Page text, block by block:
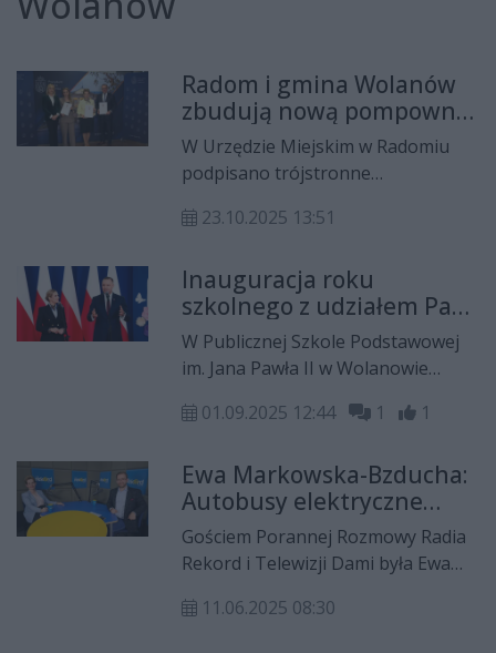
Radom i gmina Wolanów
zbudują nową pompownię
wody – podpisano
trójstronne porozumienie
W Urzędzie Miejskim w Radomiu
podpisano trójstronne
Radom, gminą Wolanów i spółką
budowy nowej pompowni wody,
która poprawi jakość i
bezpieczeństwo dostaw dla
mieszkańców obu samorządów.
23.10.2025 13:51
Inauguracja roku
szkolnego z udziałem Pary
Prezydenckiej w
Wolanowie
W Publicznej Szkole Podstawowej
im. Jana Pawła II w Wolanowie
roku szkolnego 2025/2026.
rangę, ponieważ uczestniczyła w
nim para prezydencka – Prezydent
RP Karol Nawrocki wraz z małżonką
Martą Nawrocką.
01.09.2025 12:44 1 1
Ewa Markowska-Bzducha:
Autobusy elektryczne
wprowadzą nas na wyższy
poziom życia
Gościem Porannej Rozmowy Radia
Rekord i Telewizji Dami była Ewa
Wolanów. Krzysztof Domagała
11.06.2025 08:30